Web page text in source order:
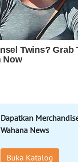
Dapatkan
Wahana News
Buka Katalog